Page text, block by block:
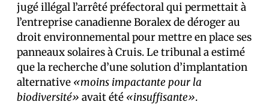
jugé illégal l’arrêté préfectoral qui permettait à
l’entreprise canadienne Boralex de déroger au
droit environnemental pour mettre en place ses
panneaux solaires à Cruis. Le tribunal a estimé
que la recherche d’une solution d’implantation
alternative «moins impactante pour la
biodiversité» avait été «insuffisante».